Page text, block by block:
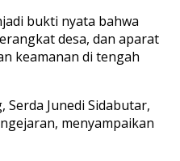
bukti nyata bahwa
desa, dan aparat
keamanan di tengah
Serda Junedi Sidabutar,
menyampaikan